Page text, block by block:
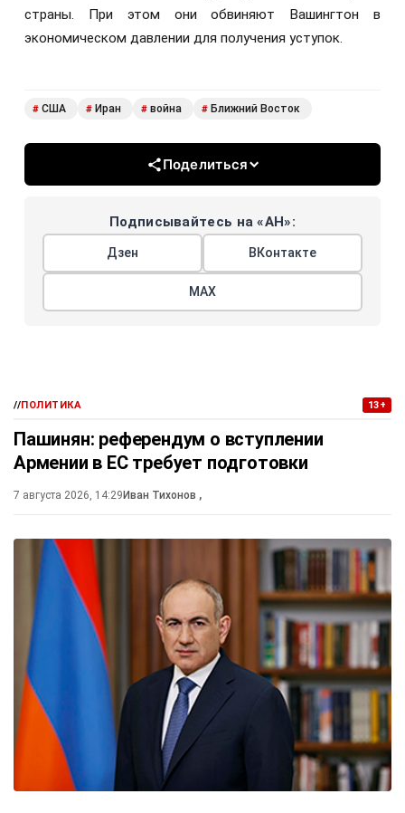
страны. При этом они обвиняют Вашингтон в
экономическом давлении для получения уступок.
# США # Иран # война # Ближний Восток
Поделиться
Подписывайтесь на «АН»:
Дзен ВКонтакте
МАХ
//ПОЛИТИКА 13+
Пашинян: референдум о вступлении
Армении в ЕС требует подготовки
7 августа 2026, 14:29 Иван Тихонов ,